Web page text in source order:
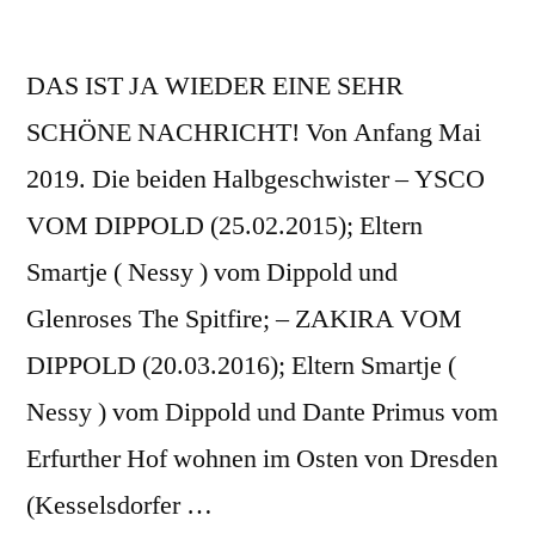
Welpen
aus
der
jahrelangen
Zucht!“
DAS IST JA WIEDER EINE SEHR
SCHÖNE NACHRICHT! Von Anfang Mai
2019. Die beiden Halbgeschwister – YSCO
VOM DIPPOLD (25.02.2015); Eltern
Smartje ( Nessy ) vom Dippold und
Glenroses The Spitfire; – ZAKIRA VOM
DIPPOLD (20.03.2016); Eltern Smartje (
Nessy ) vom Dippold und Dante Primus vom
Erfurther Hof wohnen im Osten von Dresden
(Kesselsdorfer …